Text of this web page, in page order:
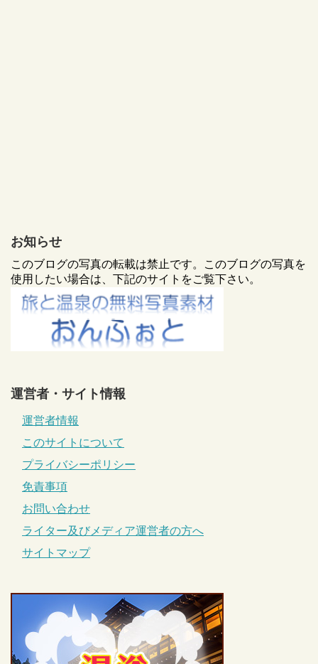
お知らせ
このブログの写真の転載は禁止です。このブログの写真を
使用したい場合は、下記のサイトをご覧下さい。
運営者・サイト情報
運営者情報
このサイトについて
プライバシーポリシー
免責事項
お問い合わせ
ライター及びメディア運営者の方へ
サイトマップ